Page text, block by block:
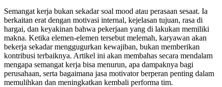
Semangat kerja bukan sekadar soal mood atau perasaan sesaat. Ia
berkaitan erat dengan motivasi internal, kejelasan tujuan, rasa di
hargai, dan keyakinan bahwa pekerjaan yang di lakukan memiliki
makna. Ketika elemen-elemen tersebut melemah, karyawan akan
bekerja sekadar menggugurkan kewajiban, bukan memberikan
kontribusi terbaiknya. Artikel ini akan membahas secara mendalam
mengapa semangat kerja bisa menurun, apa dampaknya bagi
perusahaan, serta bagaimana jasa motivator berperan penting dalam
memulihkan dan meningkatkan kembali performa tim.